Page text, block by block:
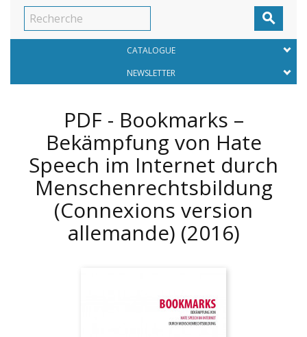

CATALOGUE
NEWSLETTER
PDF - Bookmarks –
Bekämpfung von Hate
Speech im Internet durch
Menschenrechtsbildung
(Connexions version
allemande) (2016)